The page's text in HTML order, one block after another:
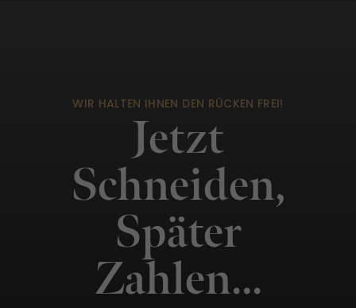
WIR HALTEN IHNEN DEN RÜCKEN FREI!
Jetzt
Schneiden,
Später
Zahlen…